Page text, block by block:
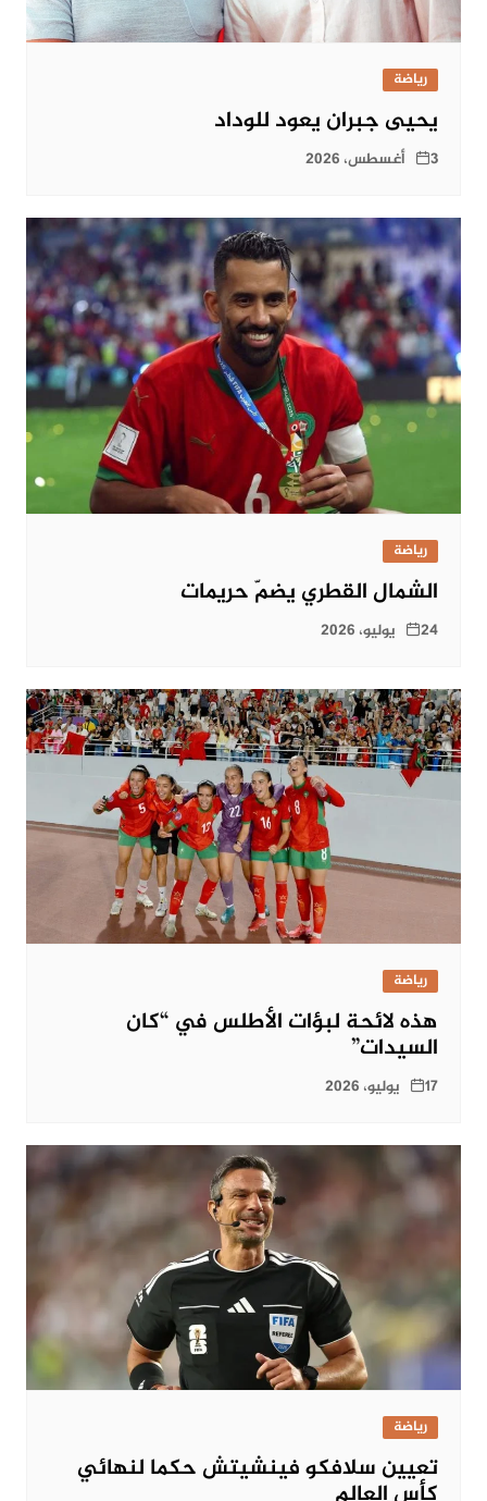
رياضة
يحيى جبران يعود للوداد
3 أغسطس، 2026
رياضة
الشمال القطري يضمّ حريمات
24 يوليو، 2026
رياضة
هذه لائحة لبؤات الأطلس في “كان
السيدات”
17 يوليو، 2026
رياضة
تعيين سلافكو فينشيتش حكما لنهائي